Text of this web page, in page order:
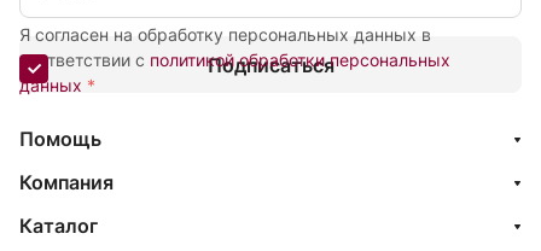
Я согласен на обработку персональных данных в
соответствии с политикой обработки персональных
данных *
Подписаться
Помощь
Компания
Каталог